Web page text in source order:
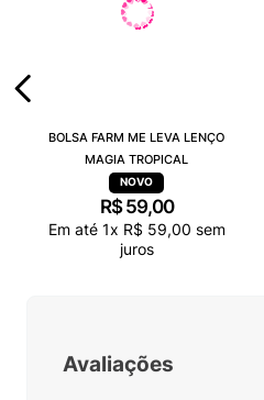
BOLSA FARM ME LEVA LENÇO
MAGIA TROPICAL
R$ 59,00
Em até 1x R$ 59,00 sem
juros
Avaliações